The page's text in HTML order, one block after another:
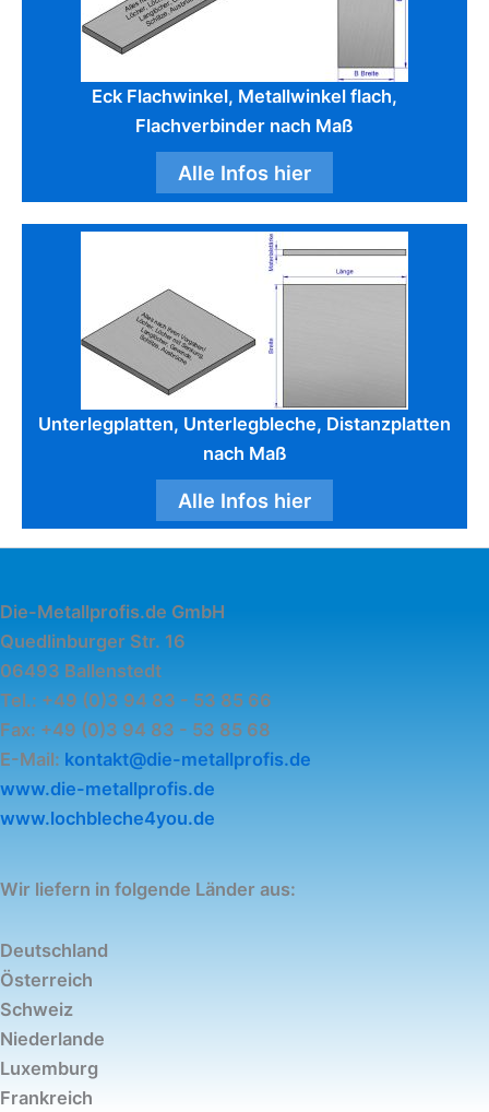
Eck Flachwinkel, Metallwinkel flach,
Flachverbinder nach Maß
Alle Infos hier
Unterlegplatten, Unterlegbleche, Distanzplatten
nach Maß
Alle Infos hier
Die-Metallprofis.de GmbH
Quedlinburger Str. 16
06493 Ballenstedt
Tel.: +49 (0)3 94 83 - 53 85 66
Fax: +49 (0)3 94 83 - 53 85 68
E-Mail: kontakt@die-metallprofis.de
www.die-metallprofis.de
www.lochbleche4you.de
Wir liefern in folgende Länder aus:
Deutschland
Österreich
Schweiz
Niederlande
Luxemburg
Frankreich